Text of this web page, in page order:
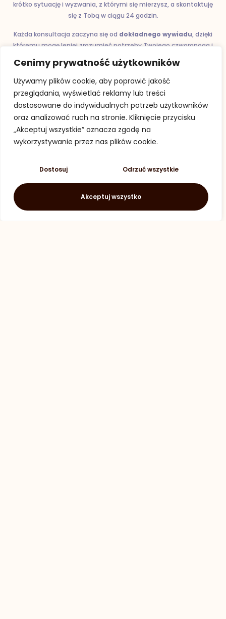
Cenimy prywatność użytkowników
Używamy plików cookie, aby poprawić jakość
przeglądania, wyświetlać reklamy lub treści
dostosowane do indywidualnych potrzeb użytkowników
oraz analizować ruch na stronie. Kliknięcie przycisku
„Akceptuj wszystkie” oznacza zgodę na
wykorzystywanie przez nas plików cookie.
Dostosuj Odrzuć wszystkie
Akceptuj wszystko
krótko sytuację i wyzwania, z którymi się mierzysz, a skontaktuję
się z Tobą w ciągu 24 godzin.
Każda konsultacja zaczyna się od dokładnego wywiadu, dzięki
któremu mogę lepiej zrozumieć potrzeby Twojego czworonoga i
zaproponować najskuteczniejsze rozwiązania. Działam na terenie
Warszawy i okolic, oferuję również konsultacje online.
Wypełnij formularz